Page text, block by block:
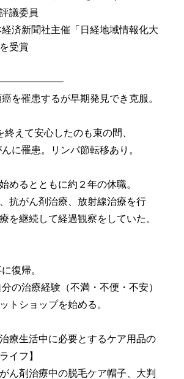
議委員
済新聞社主催「日経地域情報化大
受賞
を罹患するが早期発見でき克服。
えて安心したのも束の間、
に罹患。リンパ節転移あり。
めるとともに約２年の休職。
抗がん剤治療、放射線治療を行
を継続して経過観察をしていた。
復帰。
の治療経験（不満・不便・不安）
トショップを始める。
療生活中に必要とするケア用品の
イフ】
ん剤治療中の脱毛ケア帽子、大判